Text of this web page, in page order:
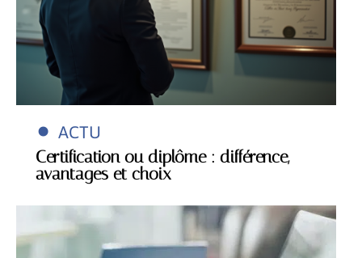
ACTU
Certification ou diplôme : différence,
avantages et choix